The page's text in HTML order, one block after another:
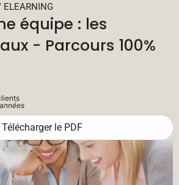
ELEARNING
équipe : les
- Parcours 100%
Télécharger le PDF